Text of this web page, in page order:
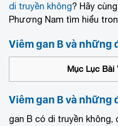
di truyền không? Hãy
Phương Nam tìm hiểu
Viêm gan B và những
Mục Lục Bài
Viêm gan B và những
gan B có di truyền không,